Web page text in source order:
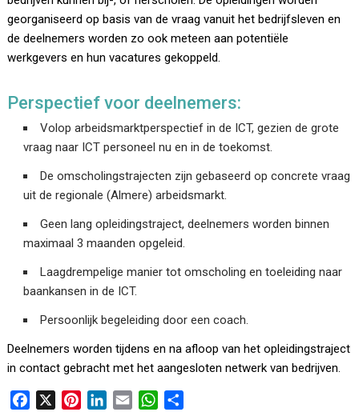
georganiseerd op basis van de vraag vanuit het bedrijfsleven en
de deelnemers worden zo ook meteen aan potentiële
werkgevers en hun vacatures gekoppeld.
Perspectief voor deelnemers:
Volop arbeidsmarktperspectief in de ICT, gezien de grote
vraag naar ICT personeel nu en in de toekomst.
De omscholingstrajecten zijn gebaseerd op concrete vraag
uit de regionale (Almere) arbeidsmarkt.
Geen lang opleidingstraject, deelnemers worden binnen
maximaal 3 maanden opgeleid.
Laagdrempelige manier tot omscholing en toeleiding naar
baankansen in de ICT.
Persoonlijk begeleiding door een coach.
Deelnemers worden tijdens en na afloop van het opleidingstraject
in contact gebracht met het aangesloten netwerk van bedrijven.
W